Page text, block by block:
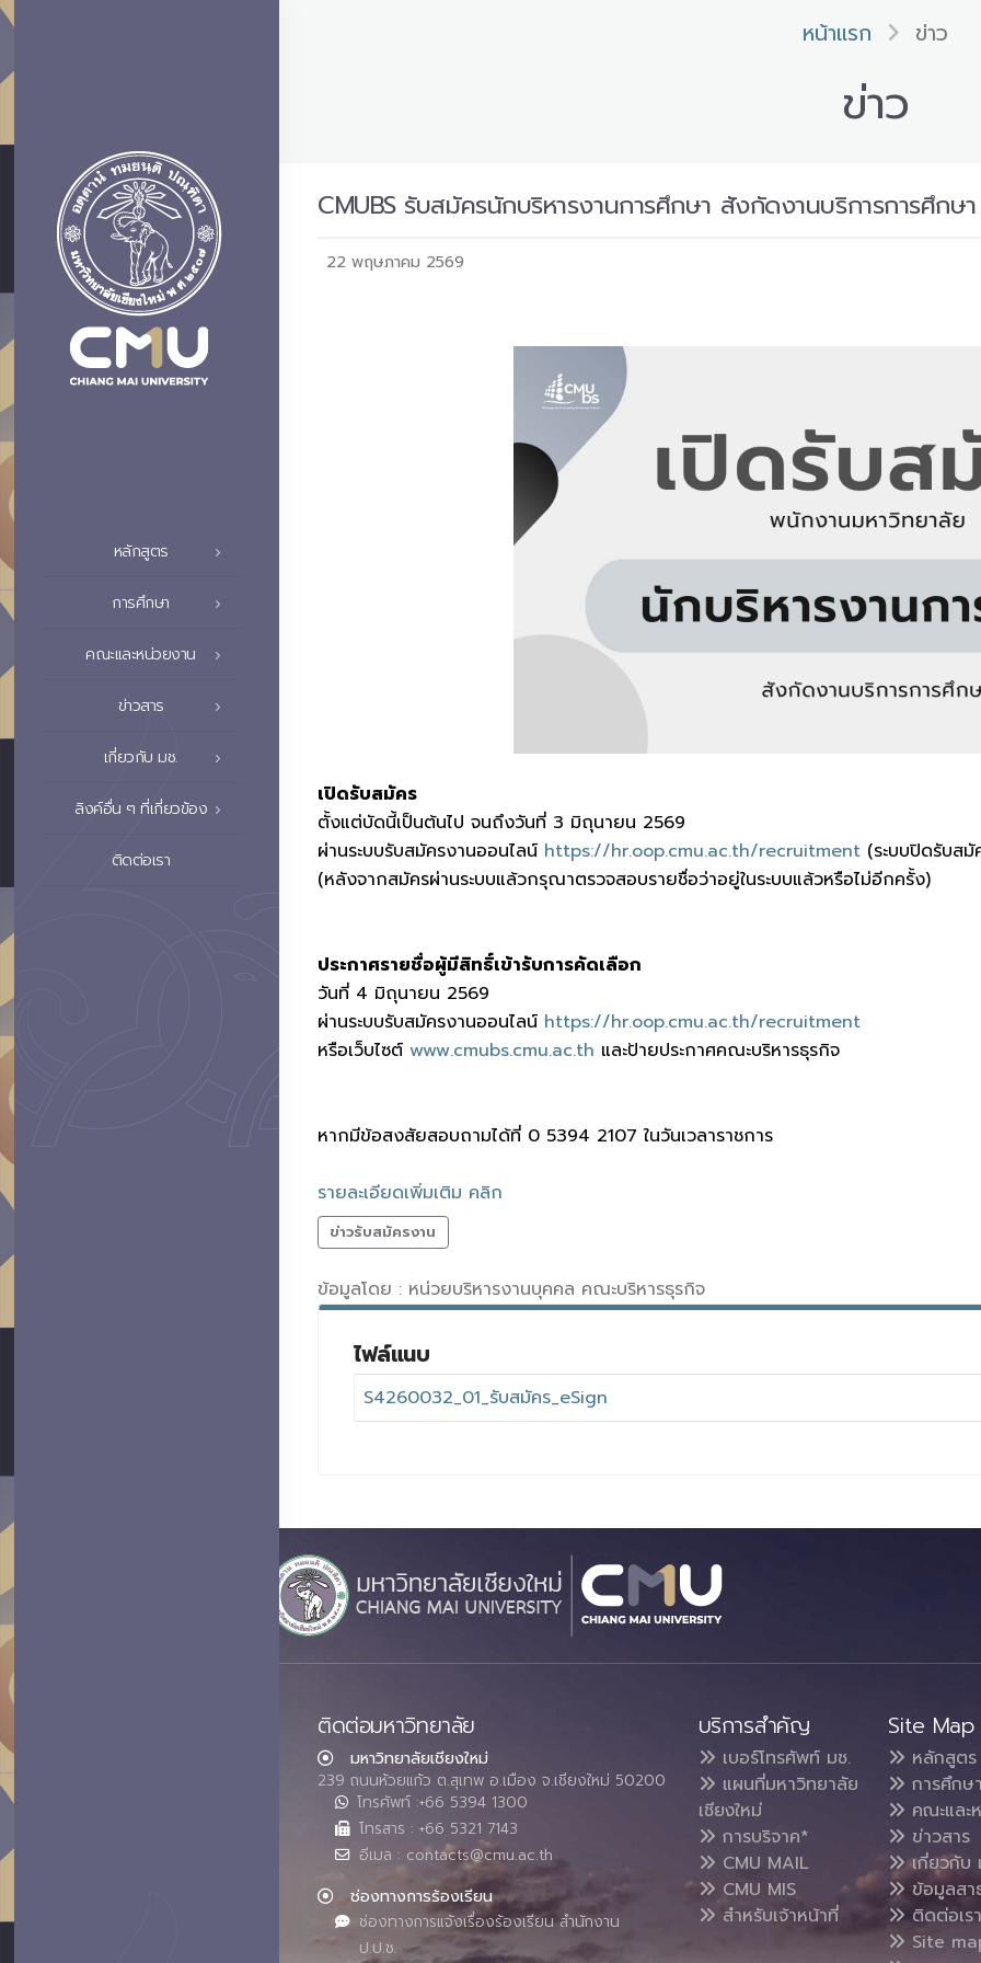
หลักสูตร
การศึกษา
คณะและหน่วยงาน
ข่าวสาร
เกี่ยวกับ มช.
ลิงค์อื่น ๆ ที่เกี่ยวข้อง
ติดต่อเรา
หน้าแรก ข่าว
ข่าว
CMUBS รับสมัครนักบริหารงานการศึกษา สังกัดงานบริการการศึกษา
22 พฤษภาคม 2569
เปิดรับสมัคร
ตั้งแต่บัดนี้เป็นต้นไป จนถึงวันที่ 3 มิถุนายน 2569
ผ่านระบบรับสมัครงานออนไลน์ https://hr.oop.cmu.ac.th/recruitment (ระบบปิดรับสมั
(หลังจากสมัครผ่านระบบแล้วกรุณาตรวจสอบรายชื่อว่าอยู่ในระบบแล้วหรือไม่อีกครั้ง)
ประกาศรายชื่อผู้มีสิทธิ์เข้ารับการคัดเลือก
วันที่ 4 มิถุนายน 2569
ผ่านระบบรับสมัครงานออนไลน์ https://hr.oop.cmu.ac.th/recruitment
หรือเว็บไซต์ www.cmubs.cmu.ac.th และป้ายประกาศคณะบริหารธุรกิจ
หากมีข้อสงสัยสอบถามได้ที่ 0 5394 2107 ในวันเวลาราชการ
รายละเอียดเพิ่มเติม คลิก
ข่าวรับสมัครงาน
ข้อมูลโดย : หน่วยบริหารงานบุคคล คณะบริหารธุรกิจ
ไฟล์แนบ
S4260032_01_รับสมัคร_eSign
ติดต่อมหาวิทยาลัย
มหาวิทยาลัยเชียงใหม่
239 ถนนห้วยแก้ว ต.สุเทพ อ.เมือง จ.เชียงใหม่ 50200
โทรศัพท์ :+66 5394 1300
โทรสาร : +66 5321 7143
อีเมล : contacts@cmu.ac.th
ช่องทางการร้องเรียน
ช่องทางการแจ้งเรื่องร้องเรียน สำนักงาน
ป.ป.ช.
บริการสำคัญ
เบอร์โทรศัพท์ มช.
แผนที่มหาวิทยาลัย
เชียงใหม่
การบริจาค*
CMU MAIL
CMU MIS
สำหรับเจ้าหน้าที่
Site Map
หลักสูตร
การศึกษ
คณะและ
ข่าวสาร
เกี่ยวกับ
ข้อมูลสา
ติดต่อเร
Site